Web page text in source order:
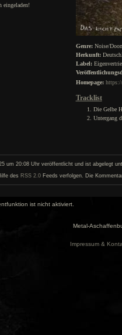
eingeladen!
Genre:Noise/
Herkunft:
Label:
Homepage:
Tracklist
Die Gelbe
Untergang
um 20:08 Uhr veröffentlicht und ist abgelegt
des RSS 2.0 Feeds verfolgen. Die
ist nicht aktiviert.
Metal-
Impressum &